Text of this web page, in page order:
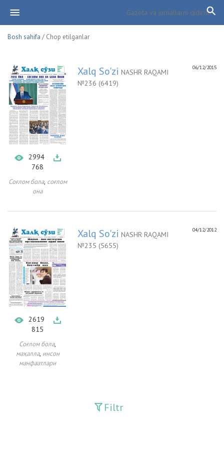
Bosh sahifa / Chop etilganlar
2994
768
Соғлом бола, соғлом
она
06/12/2015
Xalq So'zi NASHR RAQAMI
№236 (6419)
2619
815
Соғлом бола,
маҳалла, инсон
манфаатлари
04/12/2012
Xalq So'zi NASHR RAQAMI
№235 (5655)
Filtr